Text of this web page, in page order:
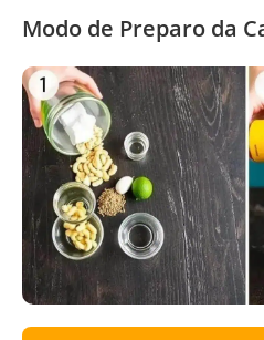
Modo de Preparo da